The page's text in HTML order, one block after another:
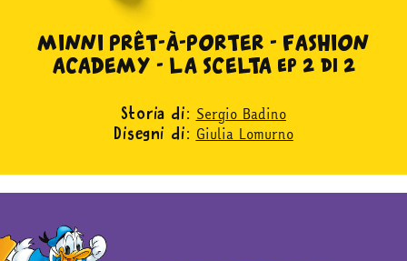
MINNI PRÊT-À-PORTER - FASHION
ACADEMY - LA SCELTA ep 2 di 2
Storia di: Sergio Badino
Disegni di: Giulia Lomurno